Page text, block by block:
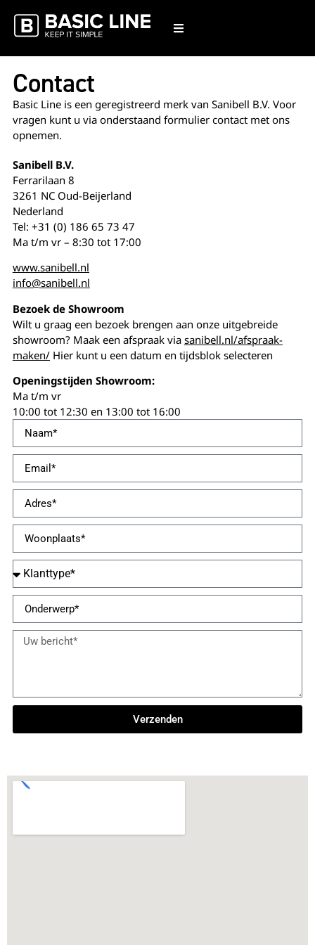
Contact
Basic Line is een geregistreerd merk van Sanibell B.V. Voor
vragen kunt u via onderstaand formulier contact met ons
opnemen.
Sanibell B.V.
Ferrarilaan 8
3261 NC Oud-Beijerland
Nederland
Tel: +31 (0) 186 65 73 47
Ma t/m vr – 8:30 tot 17:00
www.sanibell.nl
info@sanibell.nl
Bezoek de Showroom
Wilt u graag een bezoek brengen aan onze uitgebreide
showroom? Maak een afspraak via sanibell.nl/afspraak-
maken/Hier kunt u een datum en tijdsblok selecteren
Openingstijden Showroom:
Ma t/m vr
10:00 tot 12:30 en 13:00 tot 16:00
Verzenden